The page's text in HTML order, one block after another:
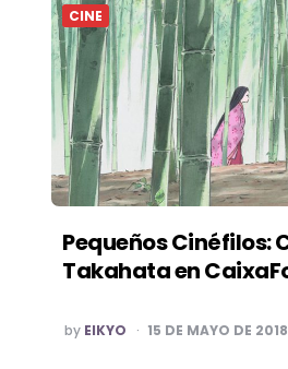
CINE
Pequeños Cinéfilos:
Takahata en
POSTED
BY
by EIKYO 15 DE MAYO DE 2018